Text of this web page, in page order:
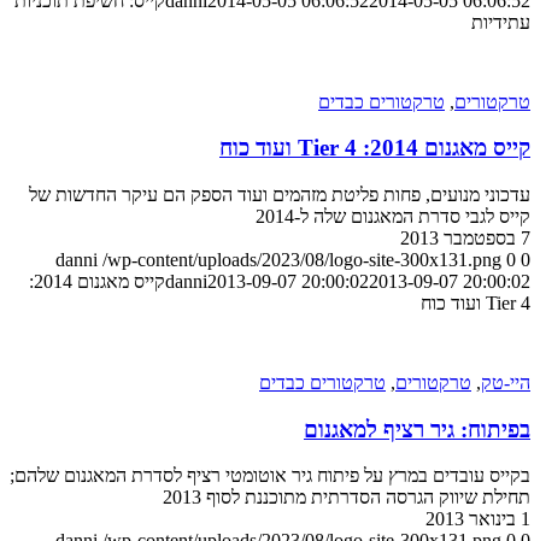
עתידיות
טרקטורים, טרקטורים כבדים
קייס מאגנום 2014: Tier 4 ועוד כוח
עדכוני מנועים, פחות פליטת מזהמים ועוד הספק הם עיקר החדשות של
קייס לגבי סדרת המאגנום שלה ל-2014
7 בספטמבר 2013
0
0
danni /wp-content/uploads/2023/08/logo-site-300x131.png
danni2013-09-07 20:00:022013-09-07 20:00:02
קייס מאגנום 2014:
Tier 4 ועוד כוח
היי-טק, טרקטורים, טרקטורים כבדים
בפיתוח: גיר רציף למאגנום
בקייס עובדים במרץ על פיתוח גיר אוטומטי רציף לסדרת המאגנום שלהם;
תחילת שיווק הגרסה הסדרתית מתוכננת לסוף 2013
1 בינואר 2013